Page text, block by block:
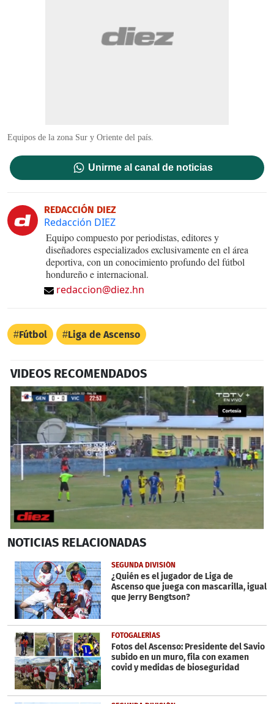
Equipos de la zona Sur y Oriente del país.
Unirme al canal de noticias
REDACCIÓN DIEZ
Redacción DIEZ
Equipo compuesto por periodistas, editores y
diseñadores especializados exclusivamente en el área
deportiva, con un conocimiento profundo del fútbol
hondureño e internacional.
redaccion@diez.hn
Fútbol Liga de Ascenso
VIDEOS RECOMENDADOS
seconds
3
minutes,
47
seconds
NOTICIAS RELACIONADAS
SEGUNDA DIVISIÓN
¿Quién es el jugador de Liga de
Ascenso que juega con mascarilla, igual
que Jerry Bengtson?
FOTOGALERÍAS
Fotos del Ascenso: Presidente del Savio
subido en un muro, fila con examen
covid y medidas de bioseguridad